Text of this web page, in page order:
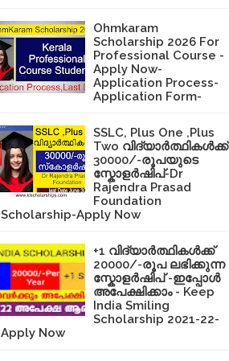
Ohmkaram
Scholarship 2026 For
Professional Course -
Apply Now-
Application Process-
Application Form-
SSLC, Plus One ,Plus
Two വിദ്യാർത്ഥികൾക്ക്
30000/-രൂപയുടെ
സ്കോളർഷിപ്-Dr
Rajendra Prasad
Foundation
Scholarship-Apply Now
+1 വിദ്യാർത്ഥികൾക്ക്
20000/-രൂപ ലഭിക്കുന്ന
സ്കോളർഷിപ് -ഇപ്പോൾ
അപേക്ഷിക്കാം - Keep
India Smiling
Scholarship 2021-22-
Apply Now